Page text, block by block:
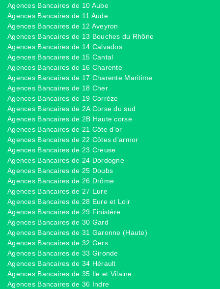
Agences Bancaires de 10 Aube
Agences Bancaires de 11 Aude
Agences Bancaires de 12 Aveyron
Agences Bancaires de 13 Bouches du Rhône
Agences Bancaires de 14 Calvados
Agences Bancaires de 15 Cantal
Agences Bancaires de 16 Charente
Agences Bancaires de 17 Charente Maritime
Agences Bancaires de 18 Cher
Agences Bancaires de 19 Corréze
Agences Bancaires de 2A Corse du sud
Agences Bancaires de 2B Haute corse
Agences Bancaires de 21 Côte d'or
Agences Bancaires de 22 Côtes d'armor
Agences Bancaires de 23 Creuse
Agences Bancaires de 24 Dordogne
Agences Bancaires de 25 Doubs
Agences Bancaires de 26 Drôme
Agences Bancaires de 27 Eure
Agences Bancaires de 28 Eure et Loir
Agences Bancaires de 29 Finistére
Agences Bancaires de 30 Gard
Agences Bancaires de 31 Garonne (Haute)
Agences Bancaires de 32 Gers
Agences Bancaires de 33 Gironde
Agences Bancaires de 34 Hérault
Agences Bancaires de 35 Ile et Vilaine
Agences Bancaires de 36 Indre